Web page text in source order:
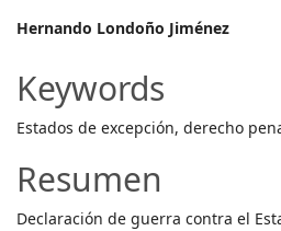
Main
Article
Content
Hernando Londoño Jiménez
Keywords
Estados de excepción, derecho
Resumen
Declaración de guerra contra el